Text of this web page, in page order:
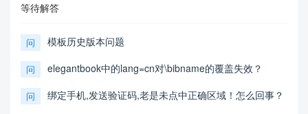
等待解答
问 模板历史版本问题
问 elegantbook中的lang=cn对\bibname的覆盖失效？
问 绑定手机,发送验证码,老是未点中正确区域！怎么回事？